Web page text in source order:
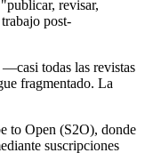
revisar,
post-
—casi todas las revistas
fragmentado. La
to Open (S2O), donde
suscripciones